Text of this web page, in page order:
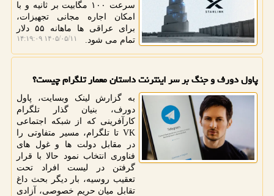
سرعت ۱۰۰ مگابیت بر ثانیه و با
امکان اجاره مجانی تجهیزات،
برای عراقی ها ماهانه ۵۵ دلار
تمام می شود.
۱۴۰۵/۰۵/۱۱ ۱۴:۱۹:۰۹
پاول دورف و جنگ بر سر اینترنت داستان معمار تلگرام چیست؟
به گزارش لینک وبسایت، پاول
دورف، بنیان گذار تلگرام
کارآفرینی که از شبکه اجتماعی
VK تا تلگرام، مسیر متفاوتی را
در مقابل دولت ها و غول های
فناوری انتخاب نمود حالا با قرار
گرفتن در لیست افراد تحت
تعقیب روسیه، بار دیگر بحث داغ
تقابل میان حریم خصوصی، آزادی